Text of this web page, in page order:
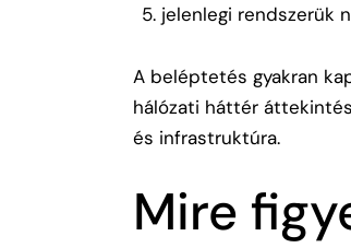
jelenlegi rendszerük
A beléptetés gyakran
hálózati háttér
és infrastruktúra.
Mire